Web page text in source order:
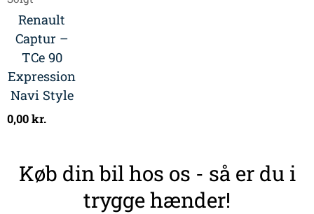
Renault
Captur –
TCe 90
Expression
Navi Style
0,00kr.
Køb din bil hos os - så er du i
trygge hænder!